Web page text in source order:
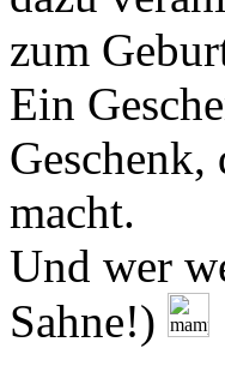
zum
Ein
Geschenk,
macht.
Und wer
Sahne!)